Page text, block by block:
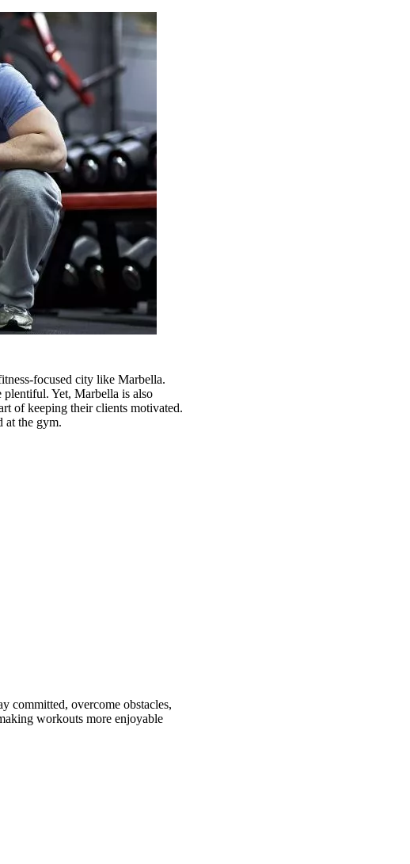
focused city like Marbella.
plentiful. Yet, Marbella is also
of keeping their clients motivated.
at the gym.
committed, overcome obstacles,
workouts more enjoyable